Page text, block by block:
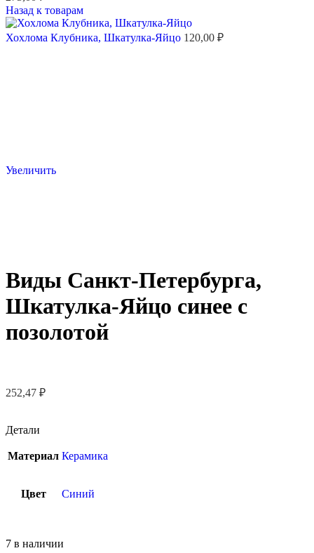
Назад к товарам
Хохлома Клубника, Шкатулка-Яйцо 120,00 ₽
Увеличить
Виды Санкт-Петербурга,
Шкатулка-Яйцо синее с
позолотой
252,47 ₽
Детали
Материал Керамика
Цвет Синий
7 в наличии